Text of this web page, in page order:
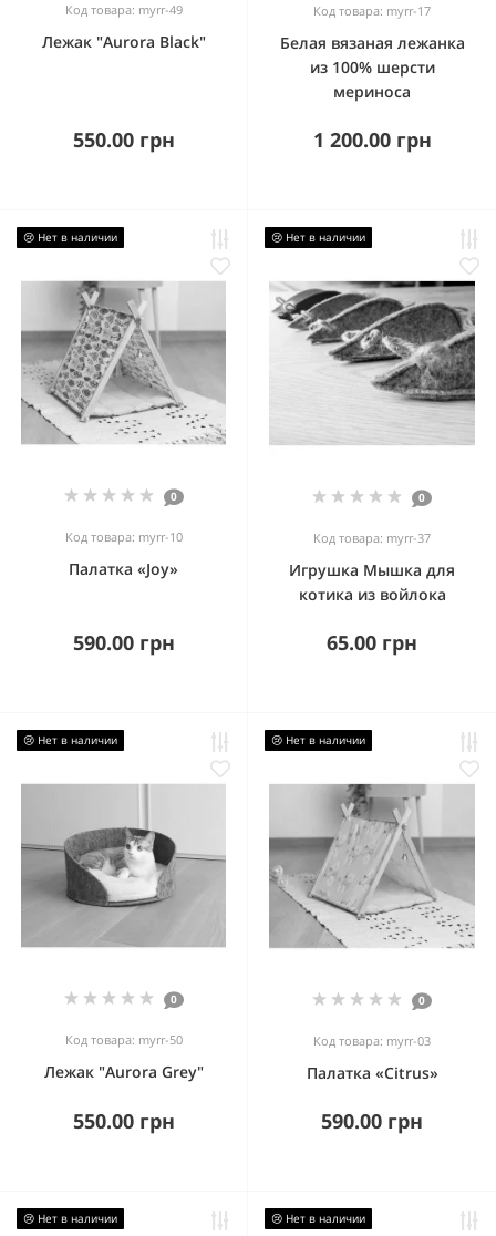
Код товара: myrr-49
Лежак "Aurora Black"
550.00 грн
Код товара: myrr-17
Белая вязаная лежанка
из 100% шерсти
мериноса
1 200.00 грн
😢 Нет в наличии
0
Код товара: myrr-10
Палатка «Joy»
590.00 грн
😢 Нет в наличии
0
Код товара: myrr-37
Игрушка Мышка для
котика из войлока
65.00 грн
😢 Нет в наличии
0
Код товара: myrr-50
Лежак "Aurora Grey"
550.00 грн
😢 Нет в наличии
0
Код товара: myrr-03
Палатка «Citrus»
590.00 грн
😢 Нет в наличии 😢 Нет в наличии